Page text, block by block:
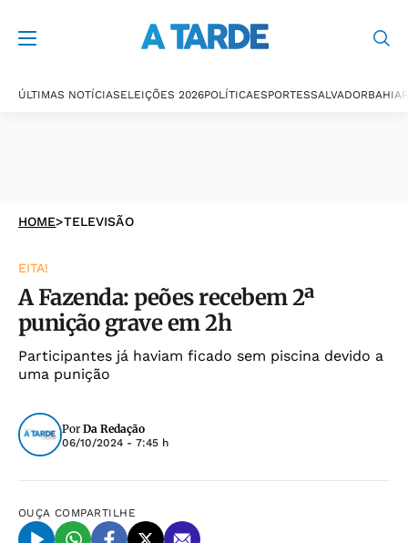
ÚLTIMAS NOTÍCIASELEIÇÕES 2026POLÍTICAESPORTESSALVADORBAHIA
HOME>TELEVISÃO
EITA!
A Fazenda: peões recebem 2ª
punição grave em 2h
Participantes já haviam ficado sem piscina devido a
uma punição
Por Da Redação
06/10/2024 - 7:45 h
OUÇA COMPARTILHE